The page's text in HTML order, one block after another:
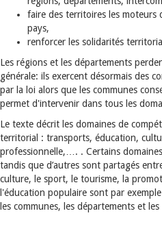
faire des territoires les moteurs
pays,
renforcer les solidarités
Les régions et les départements
générale: ils exercent désormais des
par la loi alors que les communes
permet d'intervenir dans tous les
Le texte décrit les domaines de
territorial : transports, éducation,
professionnelle,…. . Certains
tandis que d’autres sont partagés
culture, le sport, le tourisme, la
l'éducation populaire sont par
les communes, les départements et